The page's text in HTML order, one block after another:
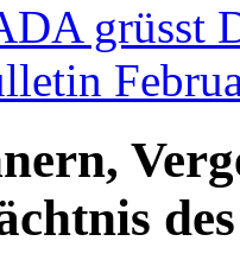
grüsst